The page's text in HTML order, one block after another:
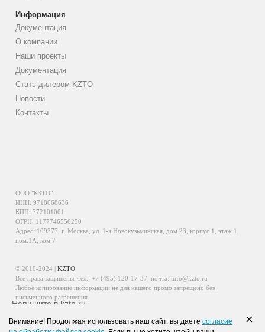
Информация
Документация
О компании
Наши проекты
Документация
Стать дилером KZTO
Новости
Контакты
ООО "КЗТО"
ИНН: 9718068636
КПП: 772101001
ОГРН: 1177746556250
Адрес: 109377, г. Москва, ул. 1-я Новокузьминская, дом 23, корпус 1, этаж 1,
пом.1А, ком.7
© 2010-2024 |KZTO
Все права защищены. тел.: +7 (495) 120-17-37 , почта: info@kzto.ru
Любое копирование информации не для нашего промо запрещено без
письменного разрешения.
Информация, размещенная на сайте, не является публичной офертой.
Политика обработки персональных данных
Напишите в kzto.ru
×
Внимание! Продолжая использовать наш сайт, вы даете согласие